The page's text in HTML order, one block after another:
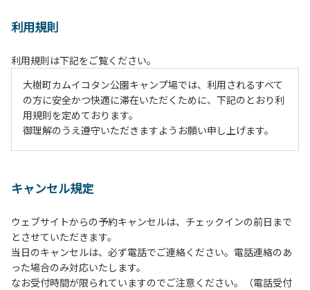
利用規則
利用規則は下記をご覧ください。
大樹町カムイコタン公園キャンプ場では、利用されるすべて
の方に安全かつ快適に滞在いただくために、下記のとおり利
用規則を定めております。
御理解のうえ遵守いただきますようお願い申し上げます。
２、中学生以下だけでの利用はできません。高校生以上の方
３、テントサイト（多目的広場を含む。）の使用は、事前に
予約いただいた方のみで、連泊の方を除き、正午からです。
基本的に、テント1張りにつき1区画の予約をお願いします。
管理棟にてチェックインの手続きを行ってください。午後3
時前にお越しの方は、午後3時になりましたら管理棟にて手
キャンセル規定
ウェブサイトからの予約キャンセルは、チェックインの前日まで
とさせていただきます。
当日のキャンセルは、必ず電話でご連絡ください。電話連絡のあ
った場合のみ対応いたします。
なお受付時間が限られていますのでご注意ください。（電話受付